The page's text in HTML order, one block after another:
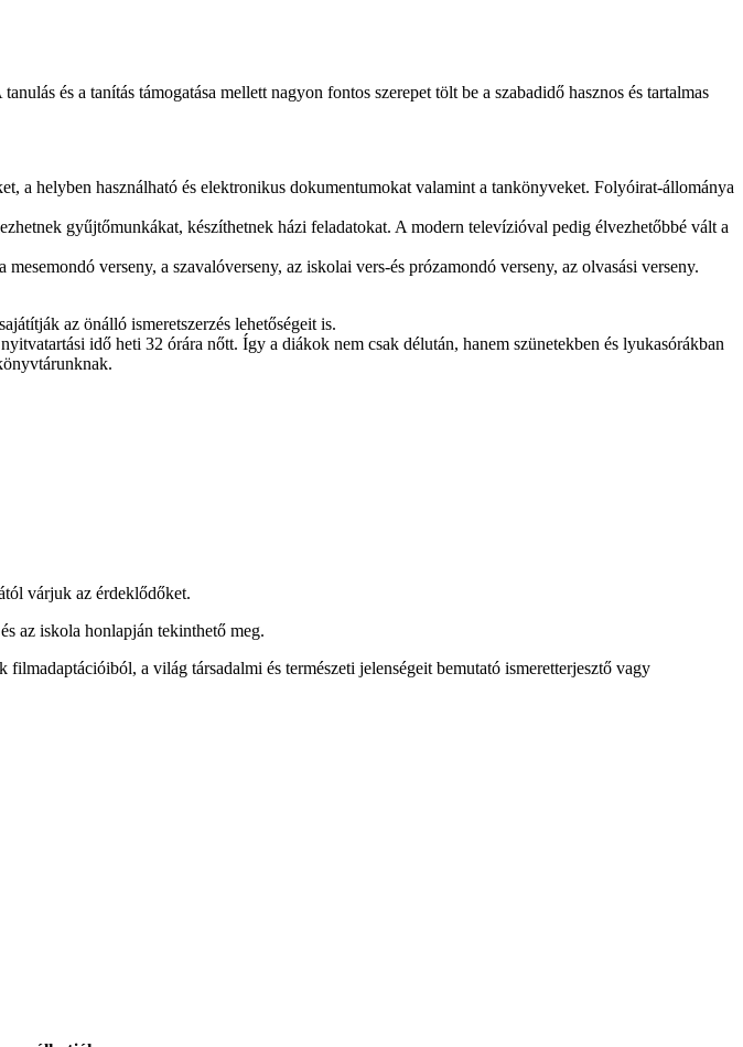
és a tanítás támogatása mellett nagyon fontos szerepet tölt be a szabadidő hasznos és tartalmas
a helyben használható és elektronikus dokumentumokat valamint a tankönyveket. Folyóirat-állománya
gyűjtőmunkákat, készíthetnek házi feladatokat. A modern televízióval pedig élvezhetőbbé vált a
verseny, a szavalóverseny, az iskolai vers-és prózamondó verseny, az olvasási verseny.
az önálló ismeretszerzés lehetőségeit is.
idő heti 32 órára nőtt. Így a diákok nem csak délután, hanem szünetekben és lyukasórákban
várjuk az érdeklődőket.
az iskola honlapján tekinthető meg.
a világ társadalmi és természeti jelenségeit bemutató ismeretterjesztő vagy